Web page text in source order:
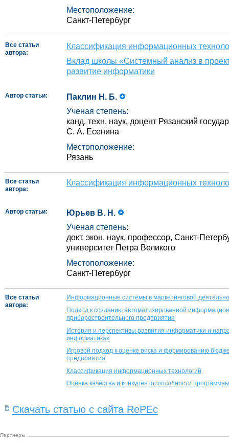
Местоположение:
Санкт-Петербург
Все статьи
автора:
Классификация информационных
Вклад школы «Системный анализ в
развитие информатики
Автор статьи:
Паклин Н. Б.
Ученая степень:
канд. техн. наук, доцент Рязанский
С. А. Есенина
Местоположение:
Рязань
Все статьи
автора:
Классификация информационных
Автор статьи:
Юрьев В. Н.
Ученая степень:
докт. экон. наук, профессор, Санкт-
университет Петра Великого
Местоположение:
Санкт-Петербург
Все статьи
автора:
Информационные системы в маркетинговой
Подход к созданию автоматизированной
приборостроительного предприятия
История и перспективы развития информатики и
информатика»
Игровой подход к оценке риска и формированию
предприятия
Классификация информационных технологий
Оценка качества и конкурентоспособности
Скачать статью с сайта RePEc
Партнеры